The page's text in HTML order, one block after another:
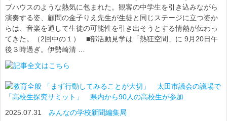
ブハウスのような熱気に包まれた。観客の中学生を引き込みながら
演奏する姿、顧問の金子りえ先生が生徒と同じステージに立つ姿か
らは、音楽を通して生徒の可能性を引き出そうとする情熱が伝わっ
てきた。（2回中の１） ■部活動見学は「熱狂空間」に 9月20日午
後３時過ぎ。伊勢崎清 …
「まず行動してみることが大切」 太田市議会の議場で
「高校生探究サミット」 県内から90人の高校生が参加
2025.07.31 みんなの学校新聞編集局